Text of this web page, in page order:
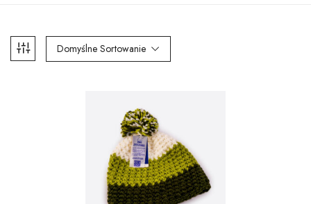
Domyślne Sortowanie